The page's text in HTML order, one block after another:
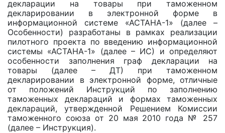
декларации на товары при таможенном
декларировании в электронной форме в
информационной системе «АСТАНА-1» (далее –
Особенности) разработаны в рамках реализации
пилотного проекта по введению информационной
системы «АСТАНА-1» (далее – ИС) и определяют
особенности заполнения граф декларации на
товары (далее – ДТ) при таможенном
декларировании в электронной форме, отличные
от положений Инструкций по заполнению
таможенных деклараций и формах таможенных
деклараций, утвержденной Решением Комиссии
таможенного союза от 20 мая 2010 года № 257
(далее – Инструкция).